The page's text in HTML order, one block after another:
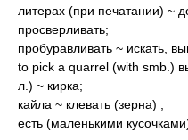
литерах (при печатании) ~
просверливать;
пробуравливать ~ искать,
to pick a quarrel (with smb.)
л.) ~ кирка;
кайла ~ клевать (зерна) ;
есть (маленькими